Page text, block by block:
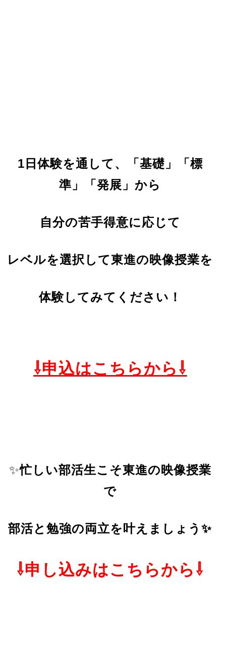
1日体験を通して、「基礎」「標
準」「発展」から
自分の苦手得意に応じて
レベルを選択して東進の映像授業を
体験してみてください！
⇩申込はこちらから⇩
✨忙しい部活生こそ東進の映像授業
で
部活と勉強の両立を叶えましょう✨
⇩申し込みはこちらから⇩